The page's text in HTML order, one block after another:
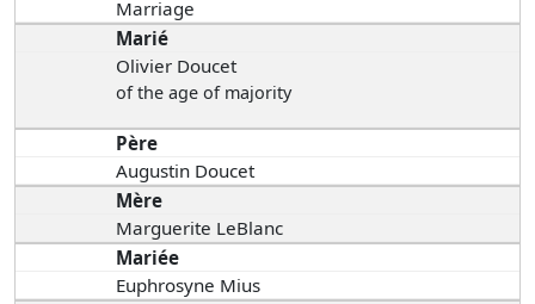
Marriage
Marié
Olivier Doucet
of the age of majority
Père
Augustin Doucet
Mère
Marguerite LeBlanc
Mariée
Euphrosyne Mius